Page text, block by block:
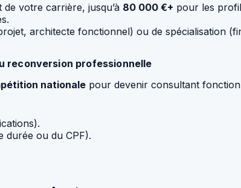
de votre carrière, jusqu’à 80 000 €+ pour les
architecte fonctionnel) ou de spécialisation
reconversion professionnelle
nationale pour devenir consultant
durée ou du CPF).